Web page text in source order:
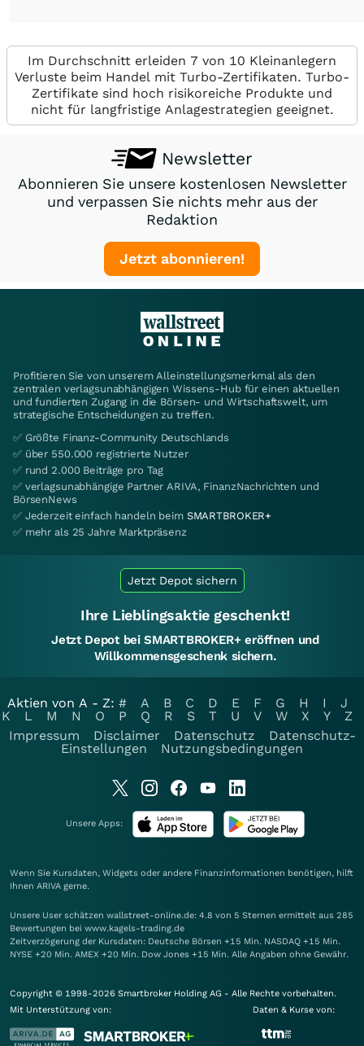
Im Durchschnitt erleiden 7 von 10 Kleinanlegern
Verluste beim Handel mit Turbo-Zertifikaten. Turbo-
Zertifikate sind hoch risikoreiche Produkte und
nicht für langfristige Anlagestrategien geeignet.
Newsletter
Abonnieren Sie unsere kostenlosen Newsletter
und verpassen Sie nichts mehr aus der
Redaktion
Jetzt abonnieren!
Profitieren Sie von unserem Alleinstellungsmerkmal als den
zentralen verlagsunabhängigen Wissens-Hub für einen aktuellen
und fundierten Zugang in die Börsen- und Wirtschaftswelt, um
strategische Entscheidungen zu treffen.
✅ Größte Finanz-Community Deutschlands
✅ über 550.000 registrierte Nutzer
✅ rund 2.000 Beiträge pro Tag
✅ verlagsunabhängige Partner ARIVA, FinanzNachrichten und
BörsenNews
✅ Jederzeit einfach handeln beim SMARTBROKER+
✅ mehr als 25 Jahre Marktpräsenz
Jetzt Depot sichern
Ihre Lieblingsaktie geschenkt!
Jetzt Depot bei SMARTBROKER+ eröffnen und
Willkommensgeschenk sichern.
Aktien von A - Z: # A B C D E F G H I
J
K
L M N O P Q R S T U V W X Y
Z
Impressum
Disclaimer Datenschutz
Datenschutz-
Einstellungen
Nutzungsbedingungen
Unsere Apps:
Wenn Sie Kursdaten, Widgets oder andere Finanzinformationen benötigen, hilft
Ihnen ARIVA gerne.
Unsere User schätzen wallstreet-online.de: 4.8 von 5 Sternen ermittelt aus 285
Bewertungen bei www.kagels-trading.de
Zeitverzögerung der Kursdaten: Deutsche Börsen +15 Min. NASDAQ +15 Min.
NYSE +20 Min. AMEX +20 Min. Dow Jones +15 Min. Alle Angaben ohne Gewähr.
Copyright © 1998-2026 Smartbroker Holding AG - Alle Rechte vorbehalten.
Mit Unterstützung von:
Daten & Kurse von: